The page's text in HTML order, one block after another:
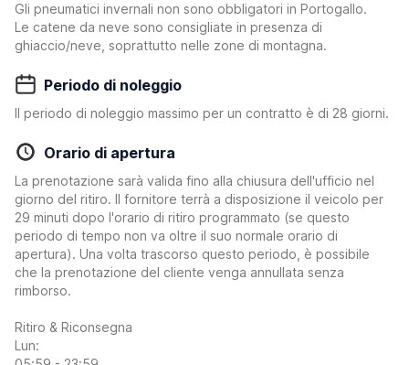
Gli pneumatici invernali non sono obbligatori in Portogallo.
Le catene da neve sono consigliate in presenza di
ghiaccio/neve, soprattutto nelle zone di montagna.
Periodo di noleggio
Il periodo di noleggio massimo per un contratto è di 28 giorni.
Orario di apertura
La prenotazione sarà valida fino alla chiusura dell'ufficio nel
giorno del ritiro. Il fornitore terrà a disposizione il veicolo per
29 minuti dopo l'orario di ritiro programmato (se questo
periodo di tempo non va oltre il suo normale orario di
apertura). Una volta trascorso questo periodo, è possibile
che la prenotazione del cliente venga annullata senza
rimborso.
Ritiro & Riconsegna
Lun: